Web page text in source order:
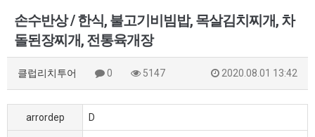
손수반상 / 한식, 불고기비빔밥, 목살김치찌개, 차
돌된장찌개, 전통육개장
클럽리치투어 0 5147 2020.08.01 13:42
arrordep D